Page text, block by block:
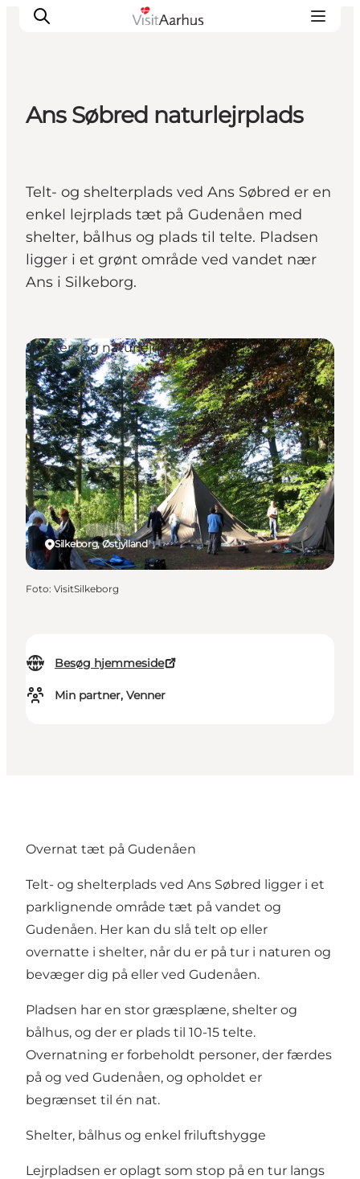
Byer og steder
Planlæg ferien
Transport
Ans Søbred naturlejrplads
Telt- og shelterplads ved Ans Søbred er en
enkel lejrplads tæt på Gudenåen med
shelter, bålhus og plads til telte. Pladsen
ligger i et grønt område ved vandet nær
Ans i Silkeborg.
Besøg hjemmeside
Min partner, Venner
Silkeborg, Østjylland
Shelters og naturlejrpladser
Foto: VisitSilkeborg
Overnat tæt på Gudenåen
Telt- og shelterplads ved Ans Søbred ligger i et
parklignende område tæt på vandet og
Gudenåen. Her kan du slå telt op eller
overnatte i shelter, når du er på tur i naturen og
bevæger dig på eller ved Gudenåen.
Pladsen har en stor græsplæne, shelter og
bålhus, og der er plads til 10-15 telte.
Overnatning er forbeholdt personer, der færdes
på og ved Gudenåen, og opholdet er
begrænset til én nat.
Shelter, bålhus og enkel friluftshygge
Lejrpladsen er oplagt som stop på en tur langs